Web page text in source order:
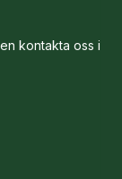
kontakta oss i